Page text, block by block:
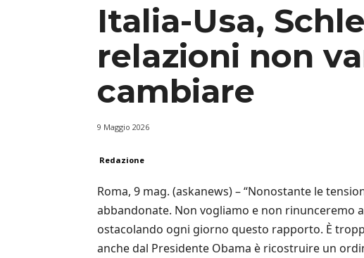
Italia-Usa,
relazioni non
cambiare
9 Maggio 2026
Redazione
Roma, 9 mag. (askanews) – “Nonostante le
abbandonate. Non vogliamo e non rinunceremo
ostacolando ogni giorno questo rapporto. È
anche dal Presidente Obama è ricostruire un